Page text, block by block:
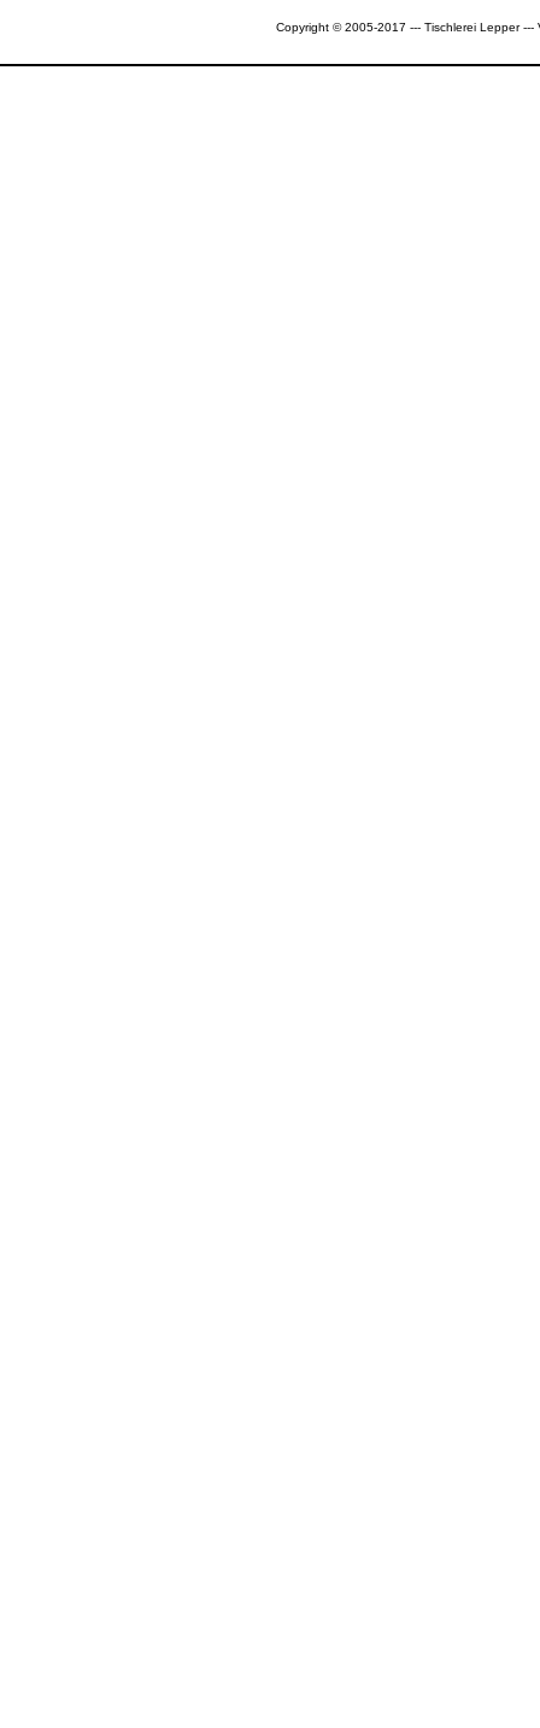
Copyright © 2005-2017 --- Tischlerei Lepper